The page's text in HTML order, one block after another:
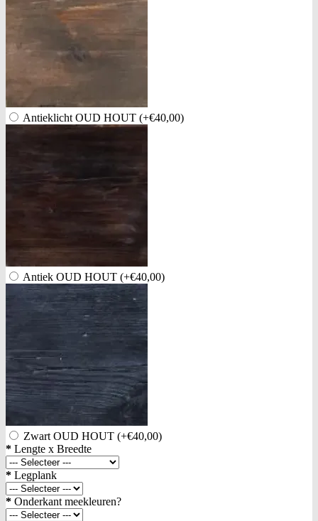
Antieklicht OUD HOUT (+€40,00)
Antiek OUD HOUT (+€40,00)
Zwart OUD HOUT (+€40,00)
* Lengte x Breedte
* Legplank
* Onderkant meekleuren?